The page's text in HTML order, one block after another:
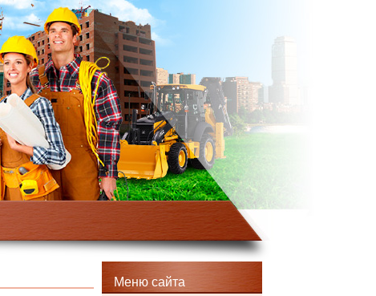
Меню сайта